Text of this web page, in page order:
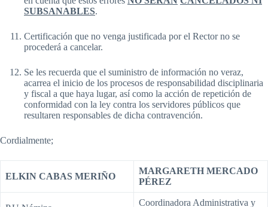
SUBSANABLES.
Certificación que no venga justificada por el Rector no se
procederá a cancelar.
Se les recuerda que el suministro de información no veraz,
acarrea el inicio de los procesos de responsabilidad disciplinaria
y fiscal a que haya lugar, así como la acción de repetición de
conformidad con la ley contra los servidores públicos que
resultaren responsables de dicha contravención.
Cordialmente;
ELKIN CABAS MERIÑO
MARGARETH MERCADO
PÉREZ
Coordinadora Administrativa y